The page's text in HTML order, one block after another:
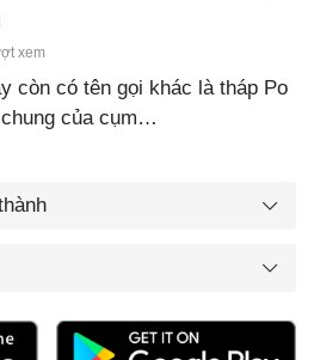
xem
còn có tên gọi khác là tháp Po
của cụm…